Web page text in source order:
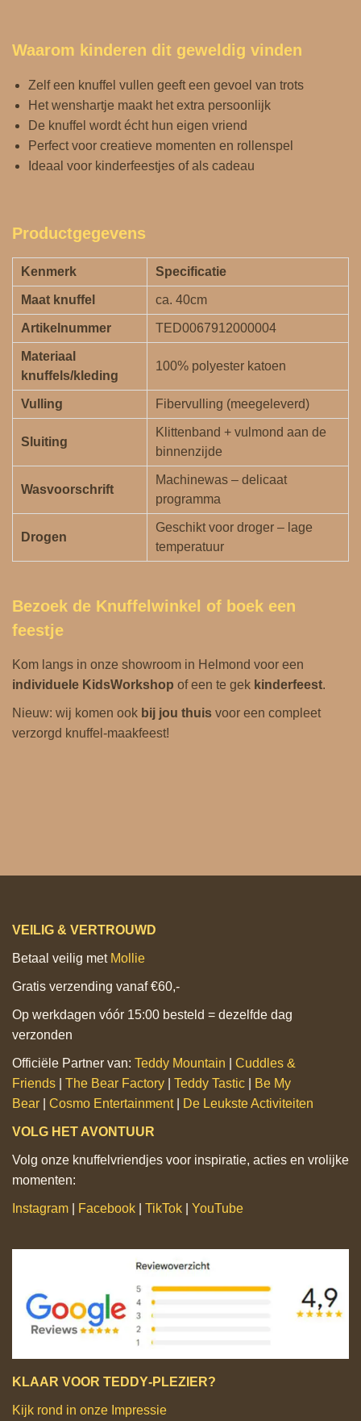
Waarom kinderen dit geweldig vinden
Zelf een knuffel vullen geeft een gevoel van trots
Het wenshartje maakt het extra persoonlijk
De knuffel wordt écht hun eigen vriend
Perfect voor creatieve momenten en rollenspel
Ideaal voor kinderfeestjes of als cadeau
Productgegevens
Kenmerk Specificatie
Maat knuffel ca. 40cm
Artikelnummer TED0067912000004
Materiaal
knuffels/kleding
100% polyester katoen
Vulling Fibervulling (meegeleverd)
Sluiting
Klittenband + vulmond aan de
binnenzijde
Wasvoorschrift
Machinewas – delicaat
programma
Drogen
Geschikt voor droger – lage
temperatuur
Bezoek de Knuffelwinkel of boek een
feestje
Kom langs in onze showroom in Helmond voor een
individuele KidsWorkshop of een te gek kinderfeest.
Nieuw: wij komen ook bij jou thuis voor een compleet
verzorgd knuffel‑maakfeest!
VEILIG & VERTROUWD
Betaal veilig met Mollie
Gratis verzending vanaf €60,-
Op werkdagen vóór 15:00 besteld = dezelfde dag
verzonden
Officiële Partner van: Teddy Mountain
Cuddles &
Friends
The Bear Factory Teddy Tastic
Be My
Bear
Cosmo Entertainment| De Leukste Activiteiten
VOLG HET AVONTUUR
Volg onze knuffelvriendjes voor inspiratie, acties en vrolijke
momenten:
Instagram Facebook TikTok YouTube
KLAAR VOOR TEDDY‑PLEZIER?
Kijk rond in onze Impressie